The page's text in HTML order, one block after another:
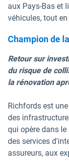
aux Pays-Bas et
véhicules, tout
Champion de
Retour sur
du risque de
la rénovation
Richfords est
des
qui opère dans
des services
assureurs, aux